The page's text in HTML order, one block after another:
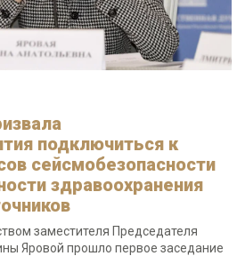
подключиться к
сейсмобезопасности
здравоохранения
заместителя Председателя
Яровой прошло первое заседание